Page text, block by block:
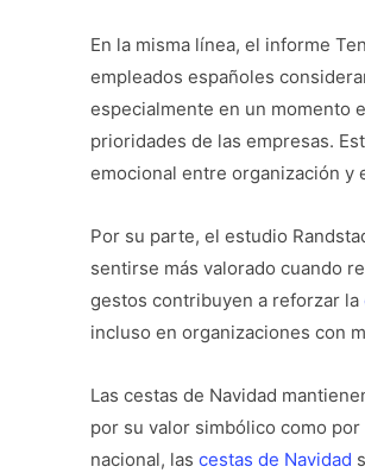
En la misma línea, el informe
empleados españoles
especialmente en un momento
prioridades de las empresas.
emocional entre organización y
Por su parte, el estudio
sentirse más valorado cuando
gestos contribuyen a reforzar la
incluso en organizaciones con
Las cestas de Navidad
por su valor simbólico como
nacional, las cestas de Navidad